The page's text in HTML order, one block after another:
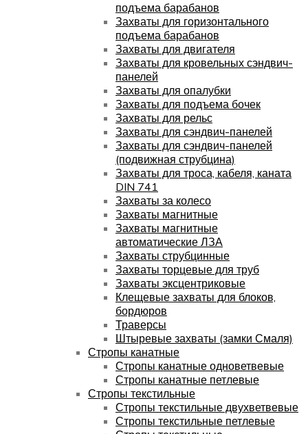
подъема барабанов
Захваты для горизонтального
подъема барабанов
Захваты для двигателя
Захваты для кровельных сэндвич-
панелей
Захваты для опалубки
Захваты для подъема бочек
Захваты для рельс
Захваты для сэндвич-панелей
Захваты для сэндвич-панелей
(подвижная струбцина)
Захваты для троса, кабеля, каната
DIN 741
Захваты за колесо
Захваты магнитные
Захваты магнитные
автоматические ЛЗА
Захваты струбцинные
Захваты торцевые для труб
Захваты эксцентриковые
Клещевые захваты для блоков,
бордюров
Траверсы
Штыревые захваты (замки Смаля)
Стропы канатные
Стропы канатные одноветвевые
Стропы канатные петлевые
Стропы текстильные
Стропы текстильные двухветвевые
Стропы текстильные петлевые